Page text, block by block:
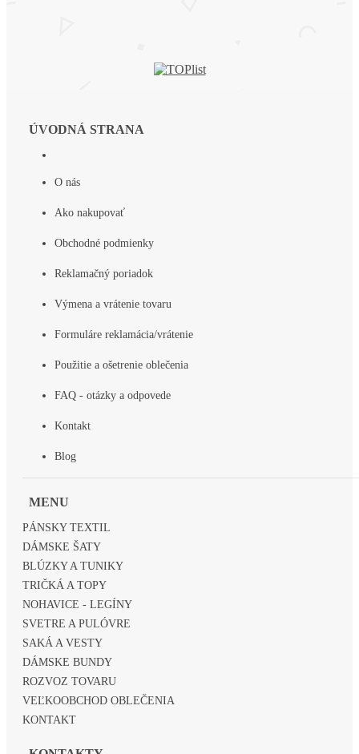
ÚVODNÁ STRANA
O nás
Ako nakupovať
Obchodné podmienky
Reklamačný poriadok
Výmena a vrátenie tovaru
Formuláre reklamácia/vrátenie
Použitie a ošetrenie oblečenia
FAQ - otázky a odpovede
Kontakt
Blog
MENU
PÁNSKY TEXTIL
DÁMSKE ŠATY
BLÚZKY A TUNIKY
TRIČKÁ A TOPY
NOHAVICE - LEGÍNY
SVETRE A PULÓVRE
SAKÁ A VESTY
DÁMSKE BUNDY
ROZVOZ TOVARU
VEĽKOOBCHOD OBLEČENIA
KONTAKT